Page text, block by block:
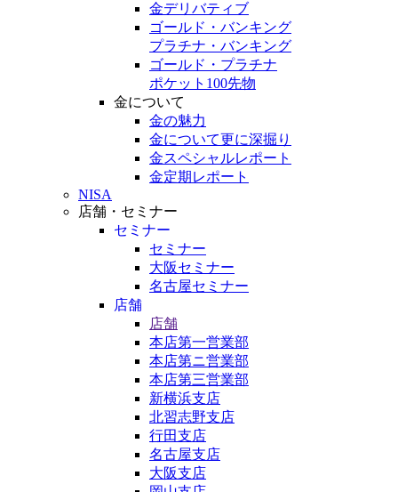
金デリバティブ
ゴールド・バンキング
プラチナ・バンキング
ゴールド・プラチナ
ポケット100先物
金について
金の魅力
金について更に深掘り
金スペシャルレポート
金定期レポート
NISA
店舗・セミナー
セミナー
セミナー
大阪セミナー
名古屋セミナー
店舗
店舗
本店第一営業部
本店第ニ営業部
本店第三営業部
新横浜支店
北習志野支店
行田支店
名古屋支店
大阪支店